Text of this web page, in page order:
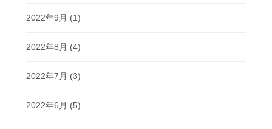
2022年9月 (1)
2022年8月 (4)
2022年7月 (3)
2022年6月 (5)